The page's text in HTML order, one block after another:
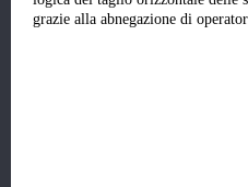
grazie alla abnegazione di